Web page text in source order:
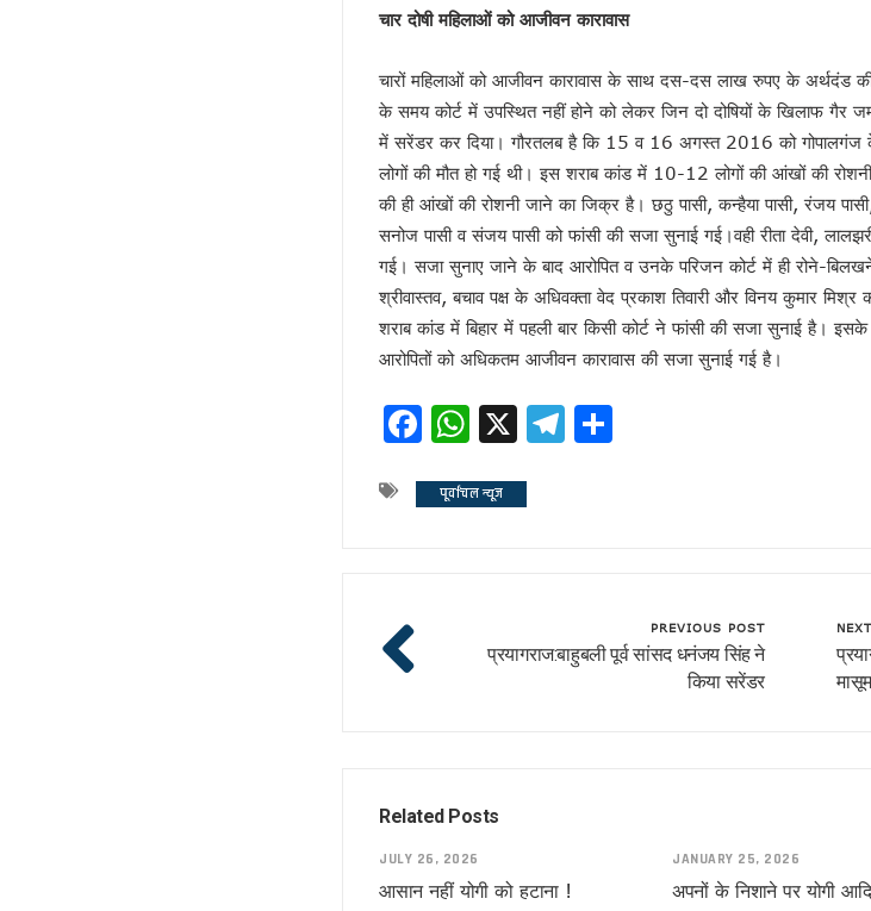
सपा नहीं लड़ेगी पंचायत चुनाव!
चुनाव की घोषणा और मायावती का ऐलान !
विजन-2047 का हिस्सा है ‘वन नेशन वन इलैक्शन’ : डॉ राजीव
केशव का संकेत !
भाजपाई होते-होते रह गए शिवपाल!
बुरे दौर में नेपाल !
BSP का सियासी रिस्टार्ट!
संकट में एनडीए !
कृषि होगा विकास का आधार!
भ्रष्टाचार पर चला योगी चाबुक !
कश्मीर विवाद सुलझाने को तैयार पाक !
खतरे में राहुल गांधी !
विपक्षी गठबंधन को धार देंगे अखिलेश यादव
सीपी होंगे वीपी!
चर्चा में ही रहेंगे तेजप्रताप या…
धन्यवाद पर निष्कासन!
चार दोषी महिलाओं को आजीवन कारावास
चारों महिलाओं को आजीवन कारावास के साथ दस-दस लाख रुपए के अर्थदंड
के समय कोर्ट में उपस्थित नहीं होने को लेकर जिन दो दोषियों के खिलाफ गैर
में सरेंडर कर दिया। गौरतलब है कि 15 व 16 अगस्त 2016 को गोपालगंज
लोगों की मौत हो गई थी। इस शराब कांड में 10-12 लोगों की आंखों की रोशनी
की ही आंखों की रोशनी जाने का जिक्र है। छठु पासी, कन्हैया पासी, रंजय पासी,
सनोज पासी व संजय पासी को फांसी की सजा सुनाई गई।वही रीता देवी,
गई। सजा सुनाए जाने के बाद आरोपित व उनके परिजन कोर्ट में ही रोने-
श्रीवास्तव, बचाव पक्ष के अधिवक्ता वेद प्रकाश तिवारी और विनय कुमार
शराब कांड में बिहार में पहली बार किसी कोर्ट ने फांसी की सजा सुनाई है।
आरोपितों को अधिकतम आजीवन कारावास की सजा सुनाई गई है।
Facebook
WhatsApp
X Telegram
पूर्वांचल न्यूज
PREVIOUS POST
प्रयागराज:बाहुबली पूर्व सांसद धनंजय सिंह ने
किया सरेंडर
Related Posts
JULY 26, 2026
आसान नहीं योगी को हटाना !
JANUARY 25, 2026
अपनों के निशाने पर योगी